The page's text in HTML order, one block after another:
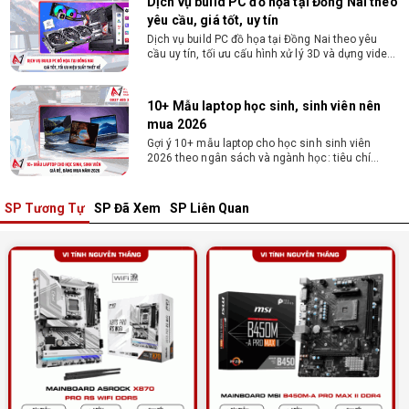
yêu cầu, giá tốt, uy tín
Dịch vụ build PC đồ họa tại Đồng Nai theo yêu
cầu uy tín, tối ưu cấu hình xử lý 3D và dựng video
10+ Mẫu laptop học sinh, sinh viên nên
mua 2026
Gợi ý 10+ mẫu laptop cho học sinh sinh viên
2026 theo ngân sách và ngành học: tiêu chí
Dịch vụ build PC gaming tại Đồng Nai uy
tín, chuyên nghiệp
Dịch vụ build PC gaming tại Đồng Nai uy tín, cấu
hình mạnh, tối ưu chi phí, test máy tại chỗ. Khám
phá ngay địa chỉ tư vấn và lắp đặt dàn PC chơi
game mượt mà!
Cách tính công suất nguồn PC chi tiết dễ
hiểu
Cách tính công suất nguồn PC giúp bạn chọn PSU
phù hợp, đảm bảo hệ thống vận hành ổn định và
tối ưu chi phí. Xem ngay hướng dẫn tại đây
SP Tương Tự SP Đã Xem SP Liên Quan